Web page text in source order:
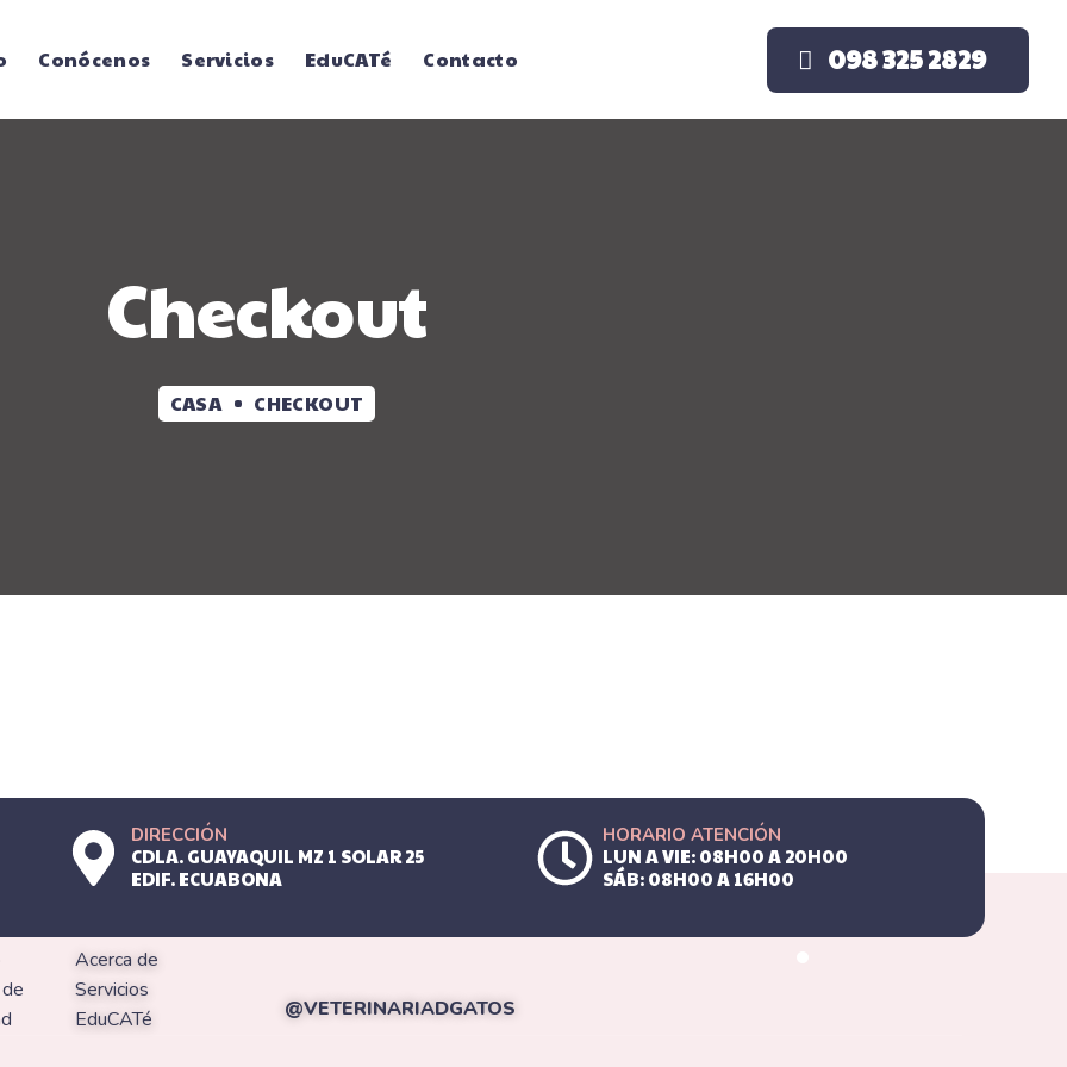
Conócenos Servicios EduCATé Contacto 098 325 2829
Checkout
CASA CHECKOUT
DIRECCIÓN
CDLA. GUAYAQUIL MZ 1 SOLAR 25
EDIF. ECUABONA
HORARIO ATENCIÓN
LUN A VIE: 08H00 A 20H00
SÁB: 08H00 A 16H00
Acerca de
Servicios
EduCATé
@VETERINARIADGATOS